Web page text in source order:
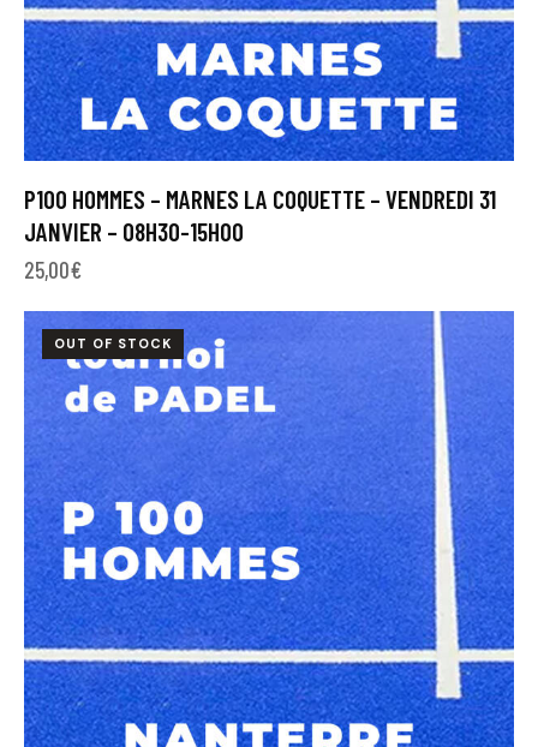
P100 HOMMES – MARNES LA COQUETTE – VENDREDI 31
JANVIER – 08H30-15H00
25,00€
OUT OF STOCK